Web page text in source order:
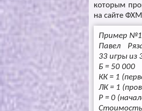
которым
на сайте
Пример
Павел
33 игры из
Б = 50 000
КК = 1
ЛК = 1
Р = 0
Стоимость